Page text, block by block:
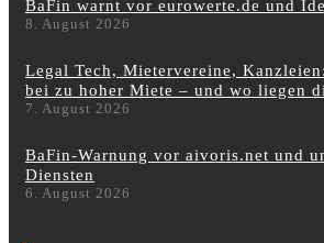
BaFin warnt vor eurowerte.de und
8. August 2026
Legal Tech, Mietervereine,
bei zu hoher Miete – und wo liegen
7. August 2026
BaFin-Warnung vor aivoris.net und
Diensten
6. August 2026